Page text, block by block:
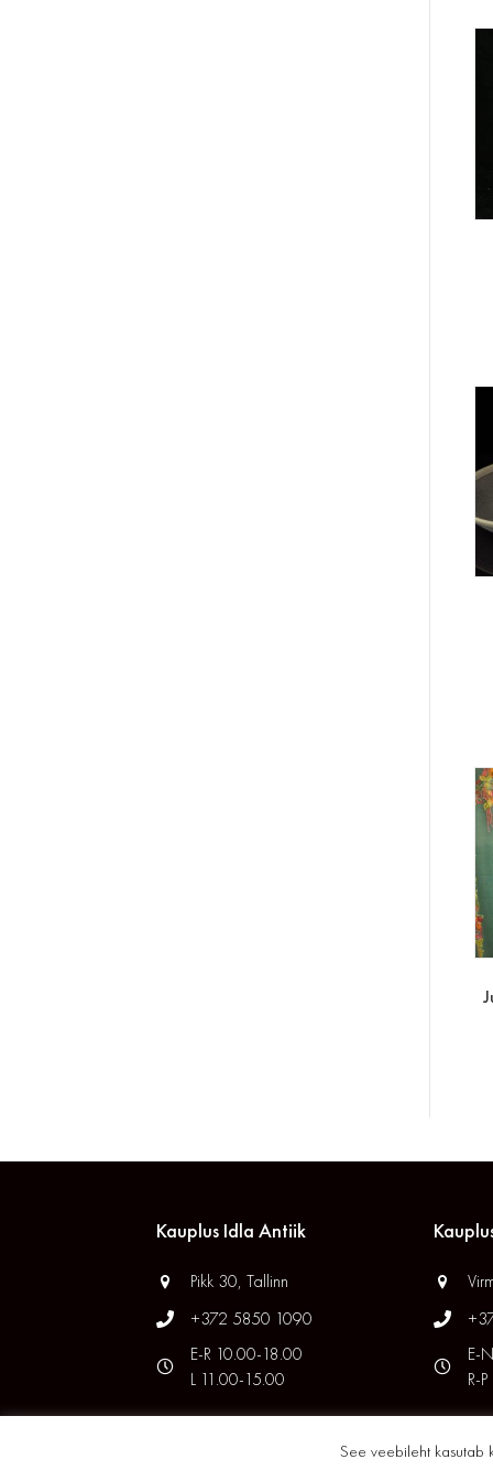
Kauplus Idla Antiik
Pikk 30, Tallinn
+372 5850 1090
E-R 10.00-18.00
L 11.00-15.00
E-
R-
See veebileht kasutab